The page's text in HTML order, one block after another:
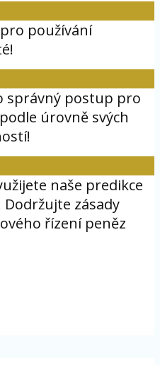
používání
správný postup pro
úrovně svých
naše predikce
Dodržujte zásady
řízení peněz